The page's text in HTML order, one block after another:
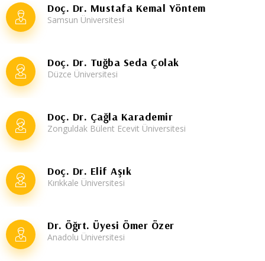
Doç. Dr. Mustafa Kemal Yöntem
Samsun Üniversitesi
Doç. Dr. Tuğba Seda Çolak
Düzce Üniversitesi
Doç. Dr. Çağla Karademir
Zonguldak Bülent Ecevit Üniversitesi
Doç. Dr. Elif Aşık
Kırıkkale Üniversitesi
Dr. Öğrt. Üyesi Ömer Özer
Anadolu Üniversitesi